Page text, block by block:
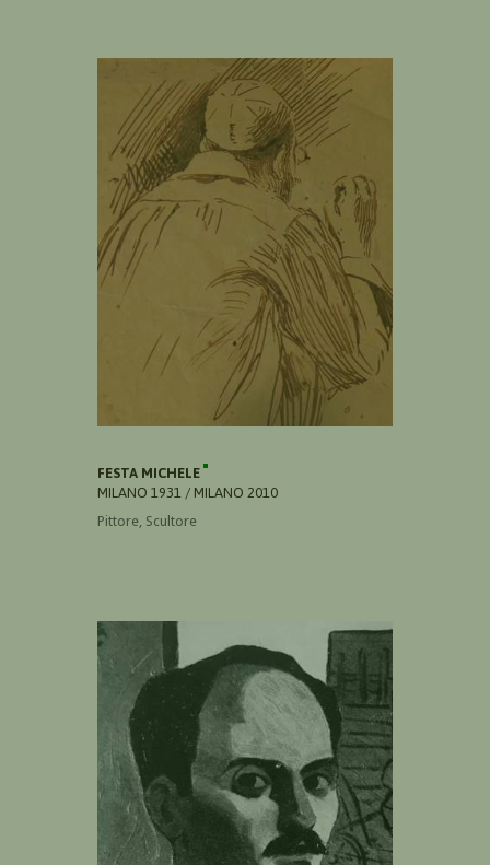
FESTA MICHELE
MILANO 1931 / MILANO 2010
Pittore, Scultore